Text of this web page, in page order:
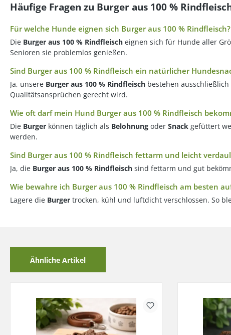
Häufige Fragen zu Burger aus 100 %
Für welche Hunde eignen sich Burger aus 100 % Rindfleisch?
Die Burger aus 100 % Rindfleisch eignen sich für Hunde aller
Senioren sie problemlos genießen.
Sind Burger aus 100 % Rindfleisch ein natürlicher
Ja, unsere Burger aus 100 % Rindfleisch bestehen
Qualitätsansprüchen gerecht wird.
Wie oft darf mein Hund Burger aus 100 % Rindfleisch
Die Burger können täglich als Belohnung oder Snack gefüttert
werden.
Sind Burger aus 100 % Rindfleisch fettarm und leicht
Ja, die Burger aus 100 % Rindfleisch sind fettarm und gut
Wie bewahre ich Burger aus 100 % Rindfleisch am besten
Lagere die Burger trocken, kühl und luftdicht verschlossen. So
Ähnliche Artikel